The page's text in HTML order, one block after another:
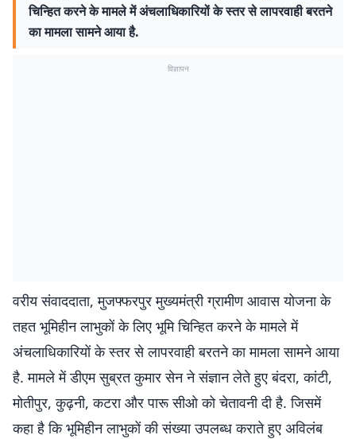
चिन्हित करने के मामले में अंचलाधिकारियों के स्तर से लापरवाही बरतने
का मामला सामने आया है.
विज्ञापन
वरीय संवाददाता, मुजफ्फरपुर मुख्यमंत्री ग्रामीण आवास योजना के
तहत भूमिहीन लाभुकों के लिए भूमि चिन्हित करने के मामले में
अंचलाधिकारियों के स्तर से लापरवाही बरतने का मामला सामने आया
है. मामले में डीएम सुब्रत कुमार सेन ने संज्ञान लेते हुए बंदरा, कांटी,
मोतीपुर, कुढ़नी, कटरा और पारू सीओ को चेतावनी दी है. जिसमें
कहा है कि भूमिहीन लाभुकों की संख्या उपलब्ध कराते हुए अविलंब